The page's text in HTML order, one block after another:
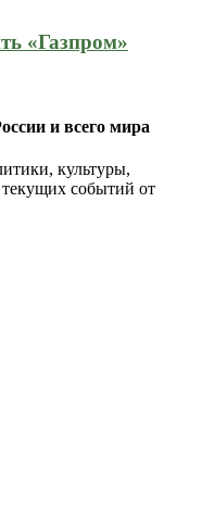
«Газпром»
и всего мира
культуры,
событий от